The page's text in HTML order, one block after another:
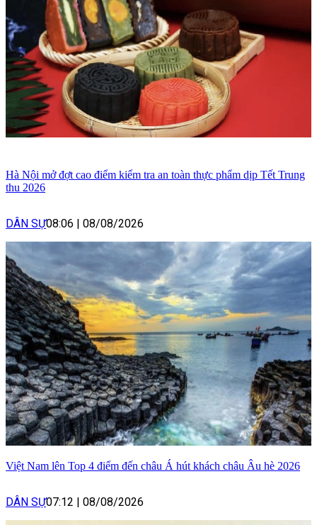
Hà Nội mở đợt cao điểm kiểm tra an toàn thực phẩm dịp Tết Trung
thu 2026
DÂN SỰ08:06 08/08/2026
Việt Nam lên Top 4 điểm đến châu Á hút khách châu Âu hè 2026
DÂN SỰ07:12 08/08/2026